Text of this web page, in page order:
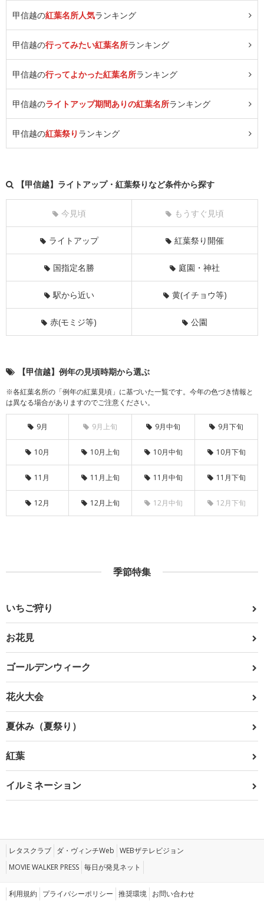
甲信越の紅葉名所人気ランキング
甲信越の行ってみたい紅葉名所ランキング
甲信越の行ってよかった紅葉名所ランキング
甲信越のライトアップ期間ありの紅葉名所ランキング
甲信越の紅葉祭り ランキング
【甲信越】ライトアップ・紅葉祭りなど条件から探す
今見頃 もうすぐ見頃
ライトアップ 紅葉祭り開催
国指定名勝 庭園・神社
駅から近い 黄(イチョウ等)
赤(モミジ等) 公園
【甲信越】例年の見頃時期から選ぶ
※各紅葉名所の「例年の紅葉見頃」に基づいた一覧です。今年の色づき情報と
は異なる場合がありますのでご注意ください。
9月 9月上旬 9月中旬 9月下旬
10月 10月上旬 10月中旬 10月下旬
11月 11月上旬 11月中旬 11月下旬
12月 12月上旬 12月中旬 12月下旬
季節特集
いちご狩り
お花見
ゴールデンウィーク
花火大会
夏休み（夏祭り）
紅葉
イルミネーション
レタスクラブ ダ・ヴィンチWeb WEBザテレビジョン
MOVIE WALKER PRESS 毎日が発見ネット
利用規約 プライバシーポリシー 推奨環境 お問い合わせ